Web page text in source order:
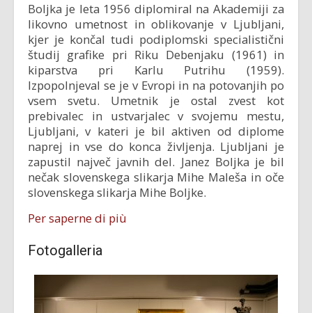
Boljka je leta 1956 diplomiral na Akademiji za
likovno umetnost in oblikovanje v Ljubljani,
kjer je končal tudi podiplomski specialistični
študij grafike pri Riku Debenjaku (1961) in
kiparstva pri Karlu Putrihu (1959).
Izpopolnjeval se je v Evropi in na potovanjih po
vsem svetu. Umetnik je ostal zvest kot
prebivalec in ustvarjalec v svojemu mestu,
Ljubljani, v kateri je bil aktiven od diplome
naprej in vse do konca življenja. Ljubljani je
zapustil največ javnih del. Janez Boljka je bil
nečak slovenskega slikarja Mihe Maleša in oče
slovenskega slikarja Mihe Boljke.
Per saperne di più
Fotogalleria